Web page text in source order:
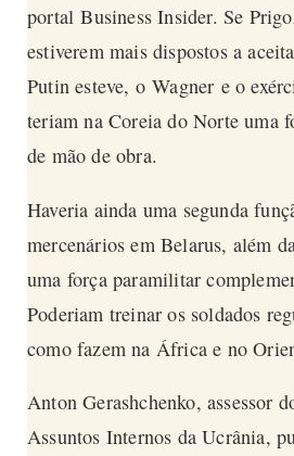
portalBusiness Insider. Se
estiverem mais dispostos a
Putin esteve, oWagner e o
teriam na Coreia do Norte uma
de mão de obra.
Haveria ainda uma segunda
mercenários em Belarus, além
uma força paramilitar
Poderiam treinar os soldados
como fazem na África e no
Anton Gerashchenko, assessor
Assuntos Internos da Ucrânia,